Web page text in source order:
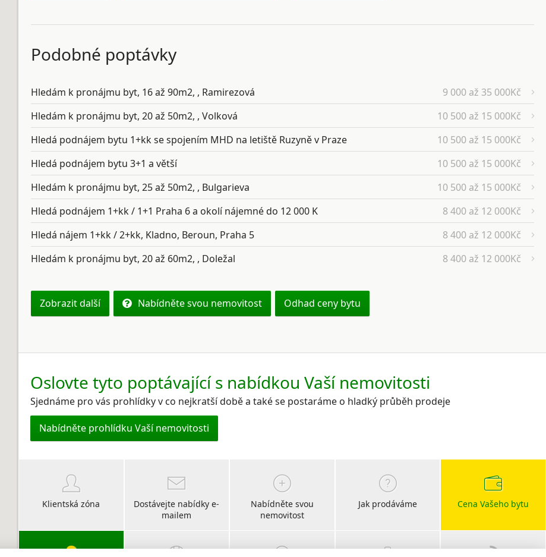
Podobné poptávky
Hledám k pronájmu byt, 16 až 90m2, , Ramirezová
9 000 až 35 000Kč
Hledám k pronájmu byt, 20 až 50m2, , Volková
10 500 až 15 000Kč
Hledá podnájem bytu 1+kk se spojením MHD na letiště Ruzyně v Praze
10 500 až 15 000Kč
Hledá podnájem bytu 3+1 a větší
10 500 až 15 000Kč
Hledám k pronájmu byt, 25 až 50m2, , Bulgarieva
10 500 až 15 000Kč
Hledá podnájem 1+kk / 1+1 Praha 6 a okolí nájemné do 12 000 K
8 400 až 12 000Kč
Hledá nájem 1+kk / 2+kk, Kladno, Beroun, Praha 5
8 400 až 12 000Kč
Hledám k pronájmu byt, 20 až 60m2, , Doležal
8 400 až 12 000Kč
Zobrazit další Nabídněte svou nemovitost Odhad ceny bytu
Oslovte tyto poptávající s nabídkou Vaší nemovitosti
Sjednáme pro vás prohlídky v co nejkratší době a také se postaráme o hladký průběh prodeje
Nabídněte prohlídku Vaší nemovitosti
Klientská zóna
Dostávejte nabídky e-
mailem
Nabídněte svou
nemovitost
Jak prodáváme Cena Vašeho bytu